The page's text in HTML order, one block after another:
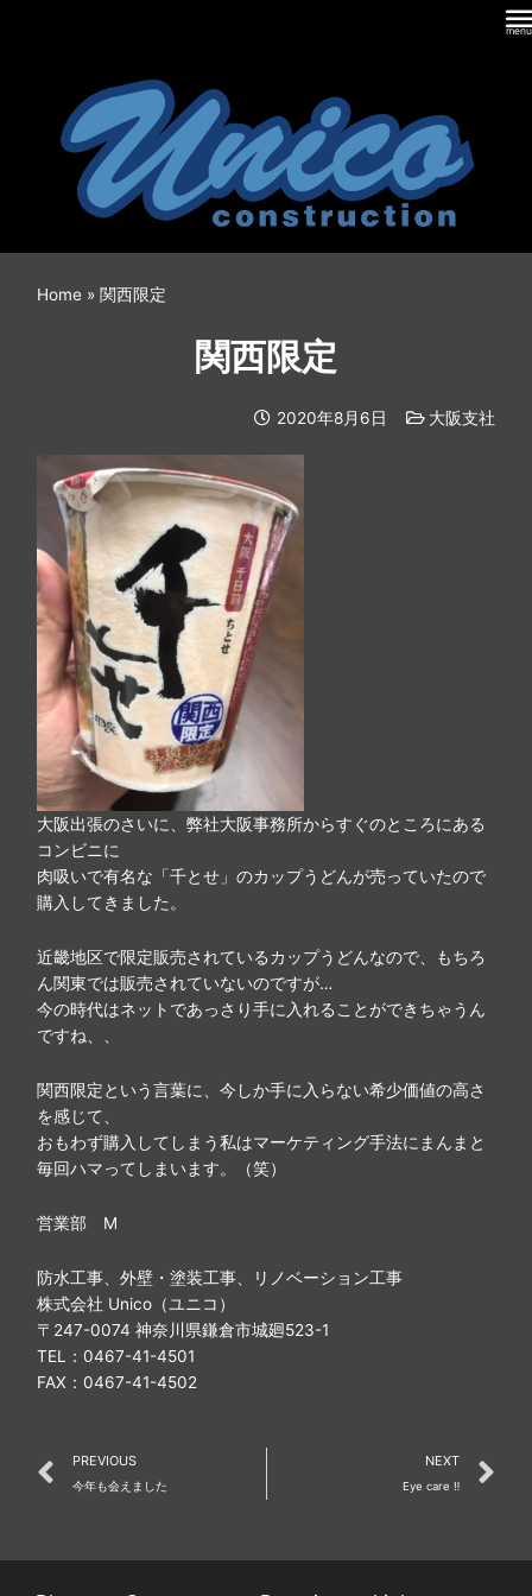
Home » 関西限定
関西限定
2020年8月6日 大阪支社
大阪出張のさいに、弊社大阪事務所からすぐのところにある
コンビニに
肉吸いで有名な「千とせ」のカップうどんが売っていたので
購入してきました。
近畿地区で限定販売されているカップうどんなので、もちろ
ん関東では販売されていないのですが…
今の時代はネットであっさり手に入れることができちゃうん
ですね、、
関西限定という言葉に、今しか手に入らない希少価値の高さ
を感じて、
おもわず購入してしまう私はマーケティング手法にまんまと
毎回ハマってしまいます。（笑）
営業部 M
防水工事、外壁・塗装工事、リノベーション工事
株式会社 Unico（ユニコ）
〒247-0074 神奈川県鎌倉市城廻523-1
TEL：0467-41-4501
FAX：0467-41-4502
Prev
PREVIOUS
今年も会えました
NEXT
Eye care ‼️